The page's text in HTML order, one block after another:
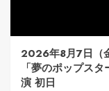
2026年8月7日（
「夢のポップスタ
演 初日